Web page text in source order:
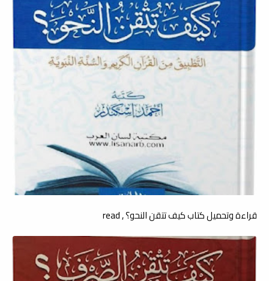
قراءة وتحميل كتاب كيف تتقن النحو؟ , read